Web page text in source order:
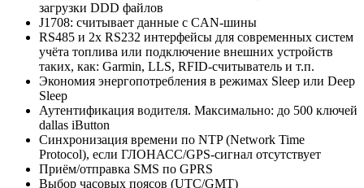
загрузки DDD файлов
J1708: считывает данные с CAN-шины
RS485 и 2x RS232 интерфейсы для современных систем
учёта топлива или подключение внешних устройств
таких, как: Garmin, LLS, RFID-считыватель и т.п.
Экономия энергопотребления в режимах Sleep или Deep
Sleep
Аутентификация водителя. Максимально: до 500 ключей
dallas iButton
Синхронизация времени по NTP (Network Time
Protocol), если ГЛОНАСС/GPS-сигнал отсутствует
Приём/отправка SMS по GPRS
Выбор часовых поясов (UTC/GMT)